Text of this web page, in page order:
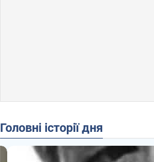
Головні історії дня